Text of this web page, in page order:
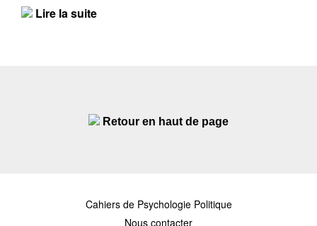
Lire la suite
Retour en haut de page
Cahiers de Psychologie Politique
Nous contacter